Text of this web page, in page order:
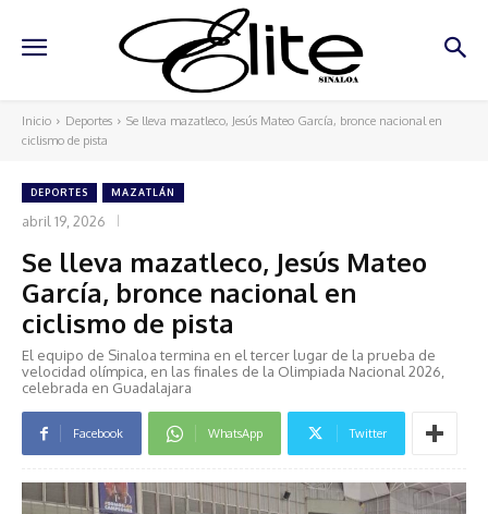
Inicio Deportes
Se lleva mazatleco, Jesús Mateo García, bronce nacional en
ciclismo de pista
DEPORTES MAZATLÁN
abril 19, 2026
Se lleva mazatleco, Jesús Mateo
García, bronce nacional en
ciclismo de pista
El equipo de Sinaloa termina en el tercer lugar de la prueba de
velocidad olímpica, en las finales de la Olimpiada Nacional 2026,
celebrada en Guadalajara
Facebook WhatsApp Twitter